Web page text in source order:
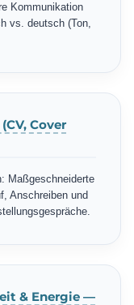
Kommunikation
vs. deutsch (Ton,
Cover
Maßgeschneiderte
Anschreiben und
& Energie —